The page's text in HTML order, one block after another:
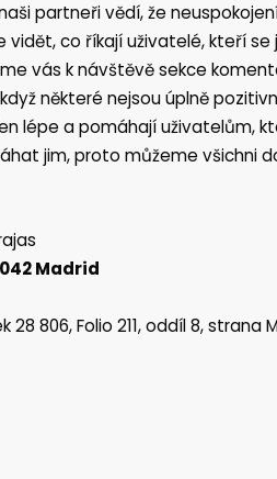
partneři vědí, že
co říkají uživatelé, kteří se
vás k návštěvě sekce
některé nejsou úplně
lépe a pomáhají uživatelům,
jim, proto můžeme všichni
Madrid
806, Folio 211, oddíl 8, strana